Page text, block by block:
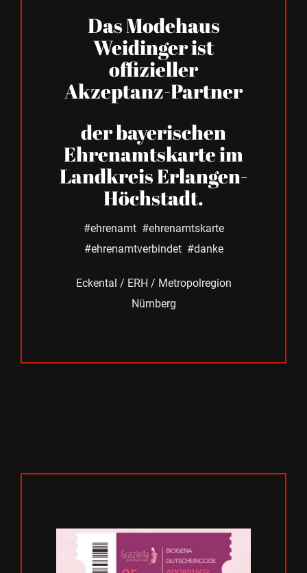
Das Modehaus
Weidinger ist
offizieller
Akzeptanz-Partner
der bayerischen
Ehrenamtskarte im
Landkreis Erlangen-
Höchstadt.
#ehrenamt #ehrenamtskarte
#ehrenamtverbindet #danke
Eckental / ERH / Metropolregion
Nürnberg